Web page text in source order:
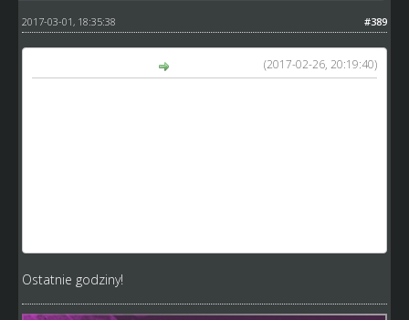
#389
2017-03-01, 18:35:38
(2017-02-26, 20:19:40)
Ostatnie godziny!